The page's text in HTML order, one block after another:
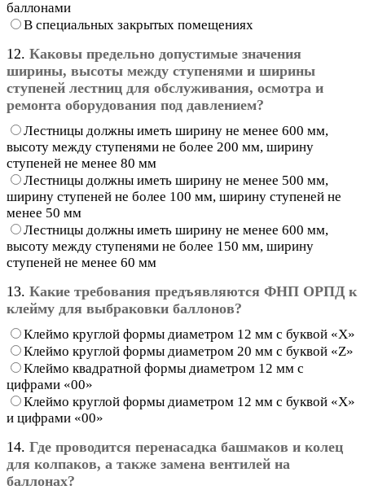
баллонами
В специальных закрытых помещениях
12. Каковы предельно допустимые значения
ширины, высоты между ступенями и ширины
ступеней лестниц для обслуживания, осмотра и
ремонта оборудования под давлением?
Лестницы должны иметь ширину не менее 600 мм,
высоту между ступенями не более 200 мм, ширину
ступеней не менее 80 мм
Лестницы должны иметь ширину не менее 500 мм,
ширину ступеней не более 100 мм, ширину ступеней не
менее 50 мм
Лестницы должны иметь ширину не менее 600 мм,
высоту между ступенями не более 150 мм, ширину
ступеней не менее 60 мм
13. Какие требования предъявляются ФНП ОРПД к
клейму для выбраковки баллонов?
Клеймо круглой формы диаметром 12 мм с буквой «X»
Клеймо круглой формы диаметром 20 мм с буквой «Z»
Клеймо квадратной формы диаметром 12 мм с
цифрами «00»
Клеймо круглой формы диаметром 12 мм с буквой «X»
и цифрами «00»
14. Где проводится перенасадка башмаков и колец
для колпаков, а также замена вентилей на
баллонах?